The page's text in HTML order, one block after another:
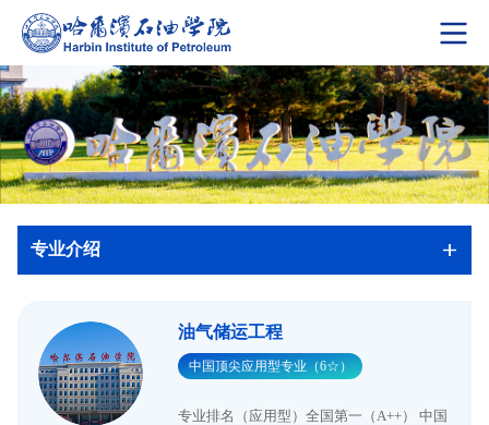
专业介绍
油气储运工程
中国顶尖应用型专业（6☆）
专业排名（应用型）全国第一（A++） 中国